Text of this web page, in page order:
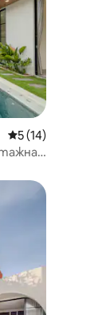
Средна оценка:
5 (14)